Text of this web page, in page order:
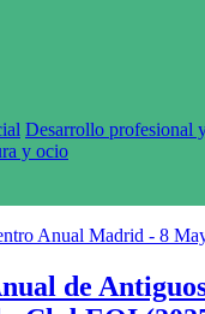
Desarrollo profesional
y ocio
de